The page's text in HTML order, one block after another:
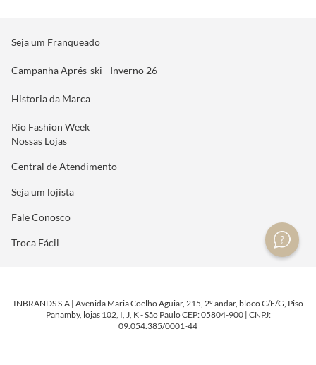
Seja um Franqueado
Campanha Aprés-ski - Inverno 26
Historia da Marca
Rio Fashion Week
Nossas Lojas
Central de Atendimento
Seja um lojista
Fale Conosco
Troca Fácil
INBRANDS S.A | Avenida Maria Coelho Aguiar, 215, 2º andar, bloco C/E/G, Piso
Panamby, lojas 102, I, J, K - São Paulo CEP: 05804-900 | CNPJ:
09.054.385/0001-44